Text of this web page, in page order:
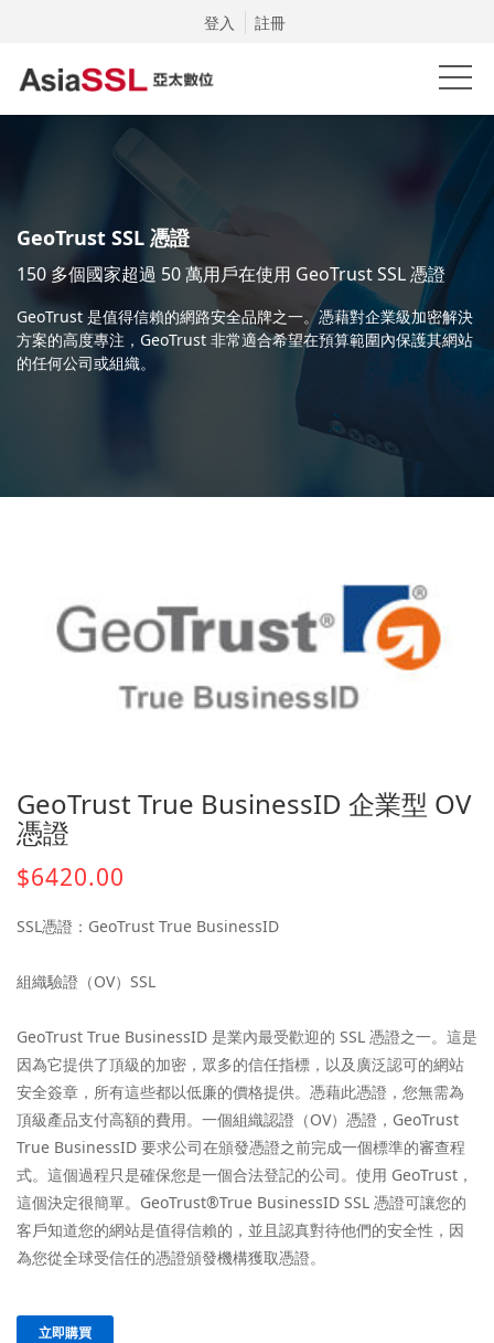
登入 註冊
GeoTrust SSL 憑證
150 多個國家超過 50 萬用戶在使用 GeoTrust SSL 憑證
GeoTrust 是值得信賴的網路安全品牌之一。憑藉對企業級加密解決
方案的高度專注，GeoTrust 非常適合希望在預算範圍內保護其網站
的任何公司或組織。
GeoTrust True BusinessID 企業型 OV
憑證
$6420.00
SSL憑證：GeoTrust True BusinessID
組織驗證（OV）SSL
GeoTrust True BusinessID 是業內最受歡迎的 SSL 憑證之一。這是
因為它提供了頂級的加密，眾多的信任指標，以及廣泛認可的網站
安全簽章，所有這些都以低廉的價格提供。憑藉此憑證，您無需為
頂級產品支付高額的費用。一個組織認證（OV）憑證，GeoTrust
True BusinessID 要求公司在頒發憑證之前完成一個標準的審查程
式。這個過程只是確保您是一個合法登記的公司。使用 GeoTrust，
這個決定很簡單。GeoTrust®True BusinessID SSL 憑證可讓您的
客戶知道您的網站是值得信賴的，並且認真對待他們的安全性，因
為您從全球受信任的憑證頒發機構獲取憑證。
立即購買